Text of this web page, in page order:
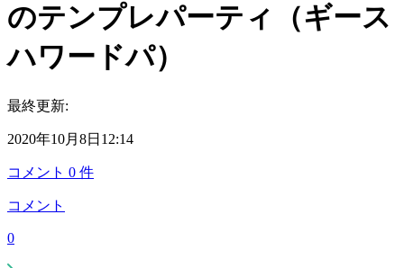
のテンプレパーティ（ギース
ハワードパ）
最終更新:
2020年10月8日12:14
コメント 0 件
コメント
0